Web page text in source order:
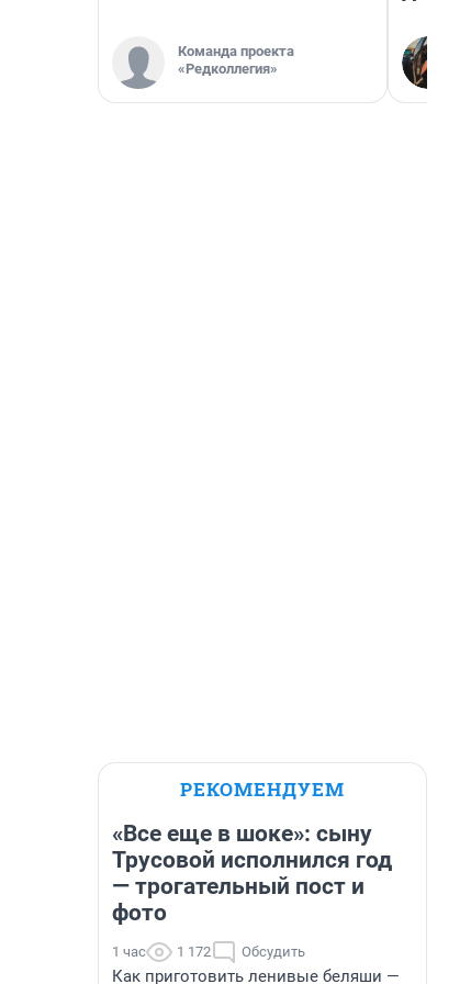
Команда проекта
«Редколлегия»
РЕКОМЕНДУЕМ
«Все еще в шоке»: сыну
Трусовой исполнился год
— трогательный пост и
фото
1 час 1 172 Обсудить
Как приготовить ленивые беляши —